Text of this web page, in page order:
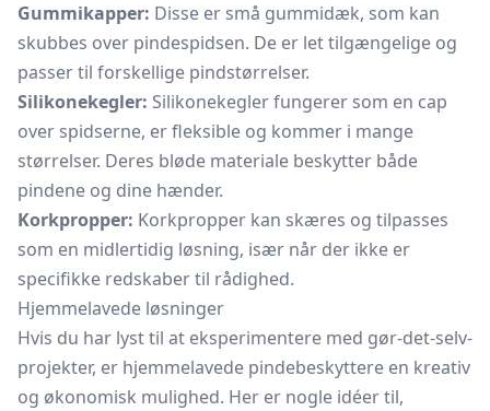
Gummikapper: Disse er små gummidæk, som kan
skubbes over pindespidsen. De er let tilgængelige og
passer til forskellige pindstørrelser.
Silikonekegler: Silikonekegler fungerer som en cap
over spidserne, er fleksible og kommer i mange
størrelser. Deres bløde materiale beskytter både
pindene og dine hænder.
Korkpropper: Korkpropper kan skæres og tilpasses
som en midlertidig løsning, især når der ikke er
specifikke redskaber til rådighed.
Hjemmelavede løsninger
Hvis du har lyst til at eksperimentere med gør-det-selv-
projekter, er hjemmelavede pindebeskyttere en kreativ
og økonomisk mulighed. Her er nogle idéer til,